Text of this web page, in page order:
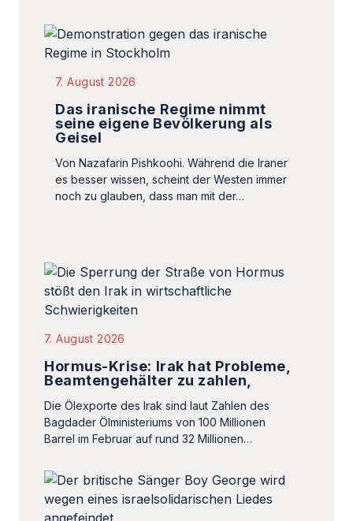
7. August 2026
Das iranische Regime nimmt
seine eigene Bevölkerung als
Geisel
Von Nazafarin Pishkoohi. Während die Iraner
es besser wissen, scheint der Westen immer
noch zu glauben, dass man mit der…
7. August 2026
Hormus-Krise: Irak hat Probleme,
Beamtengehälter zu zahlen,
Die Ölexporte des Irak sind laut Zahlen des
Bagdader Ölministeriums von 100 Millionen
Barrel im Februar auf rund 32 Millionen…